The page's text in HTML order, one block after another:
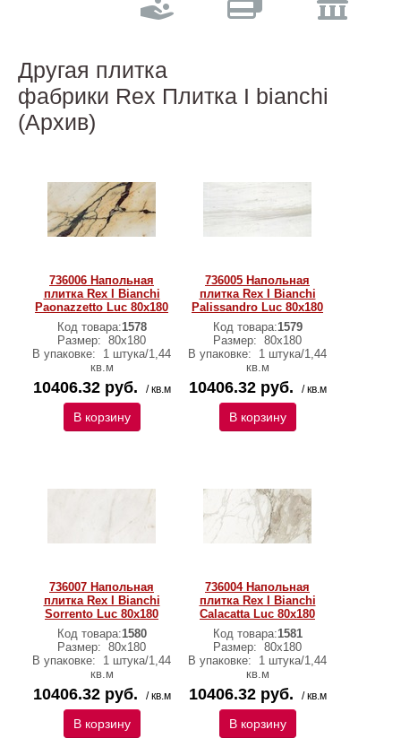
Другая плитка
фабрики Rex Плитка I bianchi
(Архив)
736006 Напольная
плитка Rex I Bianchi
Paonazzetto Luc 80x180
Код товара:1578
Размер: 80x180
В упаковке:
1 штука/1,44
кв.м
10406.32 руб. / кв.м
В корзину
736005 Напольная
плитка Rex I Bianchi
Palissandro Luc 80x180
Код товара:1579
Размер: 80x180
В упаковке:
1 штука/1,44
кв.м
10406.32 руб. / кв.м
В корзину
736007 Напольная
плитка Rex I Bianchi
Sorrento Luc 80x180
Код товара:1580
Размер: 80x180
В упаковке:
1 штука/1,44
кв.м
10406.32 руб. / кв.м
В корзину
736004 Напольная
плитка Rex I Bianchi
Calacatta Luc 80x180
Код товара:1581
Размер: 80x180
В упаковке:
1 штука/1,44
кв.м
10406.32 руб. / кв.м
В корзину